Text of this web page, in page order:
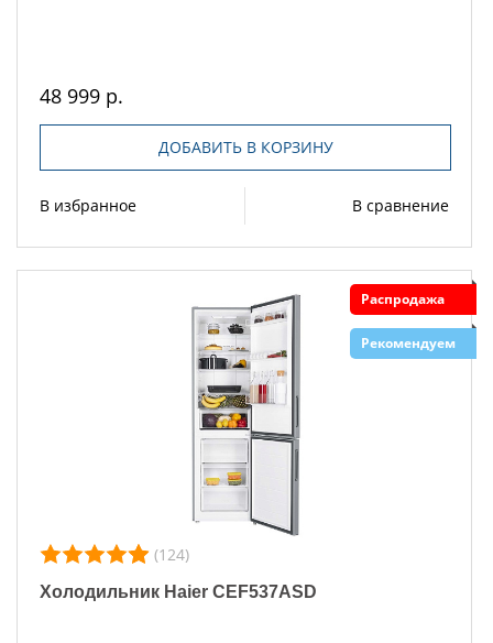
48 999 р.
ДОБАВИТЬ В КОРЗИНУ
В избранное В сравнение
Распродажа
Рекомендуем
(124)
Холодильник Haier CEF537ASD